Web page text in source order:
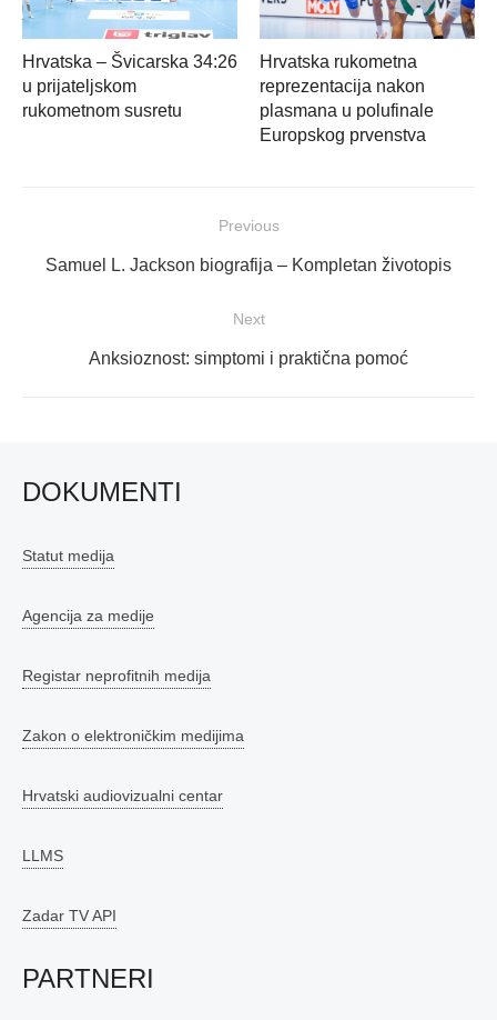
Hrvatska – Švicarska 34:26
u prijateljskom
rukometnom susretu
Hrvatska rukometna
reprezentacija nakon
plasmana u polufinale
Europskog prvenstva
objava
Previous
Previous
Samuel L. Jackson biografija – Kompletan životopis
Next
Next
Anksioznost: simptomi i praktična pomoć
DOKUMENTI
Statut medija
Agencija za medije
Registar neprofitnih medija
Zakon o elektroničkim medijima
Hrvatski audiovizualni centar
LLMS
Zadar TV API
PARTNERI